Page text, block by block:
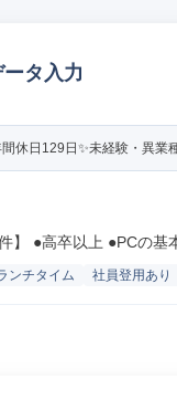
タ入力
休日129日✨未経験・異業
】 ●高卒以上 ●PCの基
ンチタイム 社員登用あり